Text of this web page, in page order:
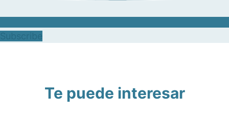
Te puede interesar